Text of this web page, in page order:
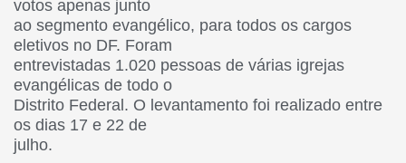
votos apenas junto
ao segmento evangélico, para todos os cargos
eletivos no DF. Foram
entrevistadas 1.020 pessoas de várias igrejas
evangélicas de todo o
Distrito Federal. O levantamento foi realizado entre
os dias 17 e 22 de
julho.